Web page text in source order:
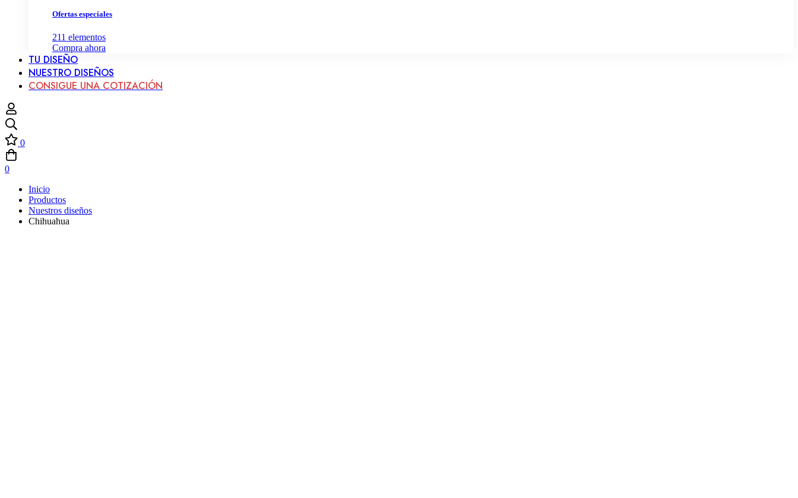
Ofertas especiales
211 elementos
Compra ahora
TU DISEÑO
NUESTRO DISEÑOS
CONSIGUE UNA COTIZACIÓN
0
0
Inicio
Productos
Nuestros diseños
Chihuahua